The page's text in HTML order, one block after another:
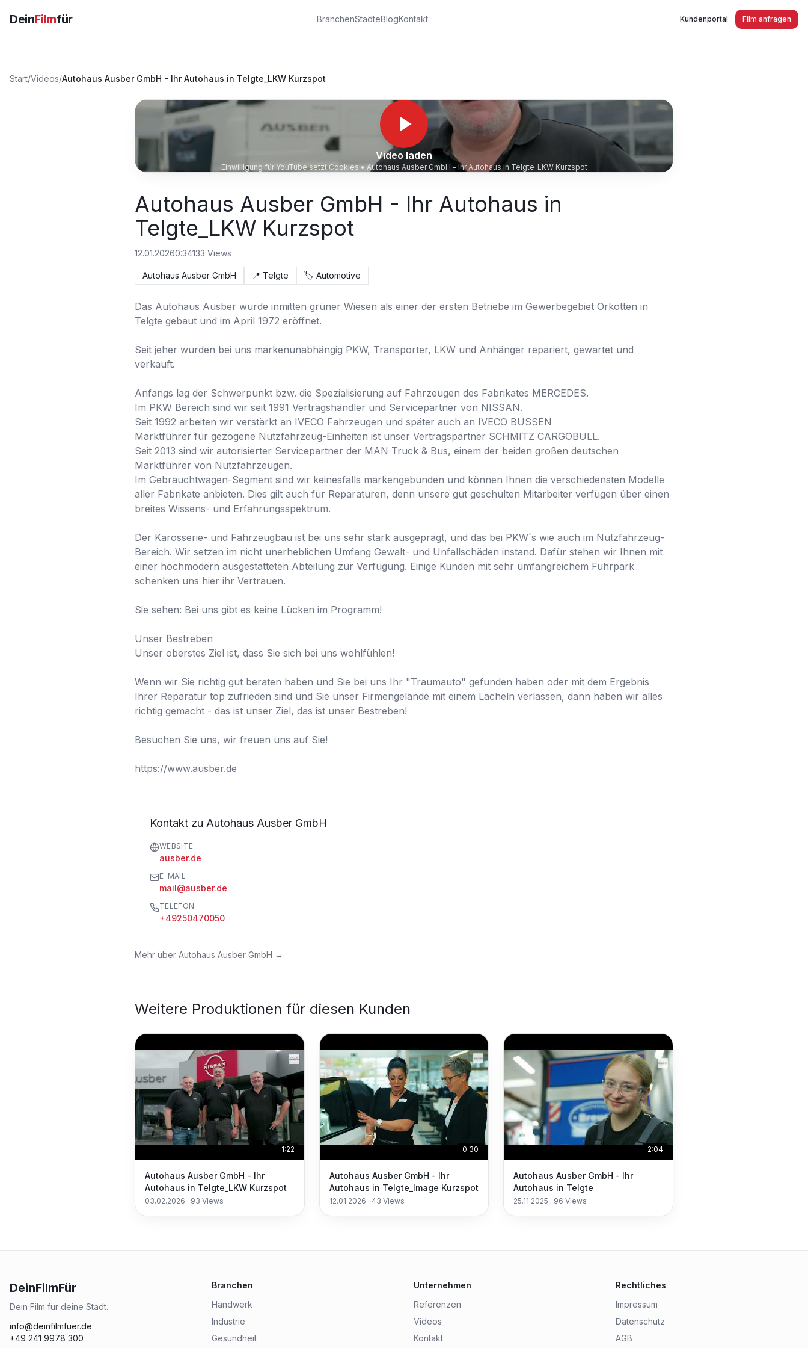
DeinFilmfür BranchenStädteBlogKontakt Kundenportal Film anfragen
Start/Videos/Autohaus Ausber GmbH - Ihr Autohaus in Telgte_LKW Kurzspot
Video laden
Einwilligung für YouTube setzt Cookies • Autohaus Ausber GmbH - Ihr Autohaus in Telgte_LKW Kurzspot
Autohaus Ausber GmbH - Ihr Autohaus in
Telgte_LKW Kurzspot
12.01.20260:34133 Views
Autohaus Ausber GmbH 📍 Telgte 🏷️ Automotive
Das Autohaus Ausber wurde inmitten grüner Wiesen als einer der ersten Betriebe im Gewerbegebiet Orkotten in
Telgte gebaut und im April 1972 eröffnet.
Seit jeher wurden bei uns markenunabhängig PKW, Transporter, LKW und Anhänger repariert, gewartet und
verkauft.
Anfangs lag der Schwerpunkt bzw. die Spezialisierung auf Fahrzeugen des Fabrikates MERCEDES.
Im PKW Bereich sind wir seit 1991 Vertragshändler und Servicepartner von NISSAN.
Seit 1992 arbeiten wir verstärkt an IVECO Fahrzeugen und später auch an IVECO BUSSEN
Marktführer für gezogene Nutzfahrzeug-Einheiten ist unser Vertragspartner SCHMITZ CARGOBULL.
Seit 2013 sind wir autorisierter Servicepartner der MAN Truck & Bus, einem der beiden großen deutschen
Marktführer von Nutzfahrzeugen.
Im Gebrauchtwagen-Segment sind wir keinesfalls markengebunden und können Ihnen die verschiedensten Modelle
aller Fabrikate anbieten. Dies gilt auch für Reparaturen, denn unsere gut geschulten Mitarbeiter verfügen über einen
breites Wissens- und Erfahrungsspektrum.
Der Karosserie- und Fahrzeugbau ist bei uns sehr stark ausgeprägt, und das bei PKW´s wie auch im Nutzfahrzeug-
Bereich. Wir setzen im nicht unerheblichen Umfang Gewalt- und Unfallschäden instand. Dafür stehen wir Ihnen mit
einer hochmodern ausgestatteten Abteilung zur Verfügung. Einige Kunden mit sehr umfangreichem Fuhrpark
schenken uns hier ihr Vertrauen.
Sie sehen: Bei uns gibt es keine Lücken im Programm!
Unser Bestreben
Unser oberstes Ziel ist, dass Sie sich bei uns wohlfühlen!
Wenn wir Sie richtig gut beraten haben und Sie bei uns Ihr "Traumauto" gefunden haben oder mit dem Ergebnis
Ihrer Reparatur top zufrieden sind und Sie unser Firmengelände mit einem Lächeln verlassen, dann haben wir alles
richtig gemacht - das ist unser Ziel, das ist unser Bestreben!
Besuchen Sie uns, wir freuen uns auf Sie!
https://www.ausber.de
Kontakt zu Autohaus Ausber GmbH
WEBSITE
ausber.de
E-MAIL
mail@ausber.de
TELEFON
+49250470050
Mehr über Autohaus Ausber GmbH →
Weitere Produktionen für diesen Kunden
1:22
Autohaus Ausber GmbH - Ihr
Autohaus in Telgte_LKW Kurzspot
03.02.2026 · 93 Views
0:30
Autohaus Ausber GmbH - Ihr
Autohaus in Telgte_Image Kurzspot
12.01.2026 · 43 Views
2:04
Autohaus Ausber GmbH - Ihr
Autohaus in Telgte
25.11.2025 · 96 Views
DeinFilmFür
Dein Film für deine Stadt.
info@deinfilmfuer.de
+49 241 9978 300
Branchen
Handwerk
Industrie
Gesundheit
Unternehmen
Referenzen
Videos
Kontakt
Rechtliches
Impressum
Datenschutz
AGB